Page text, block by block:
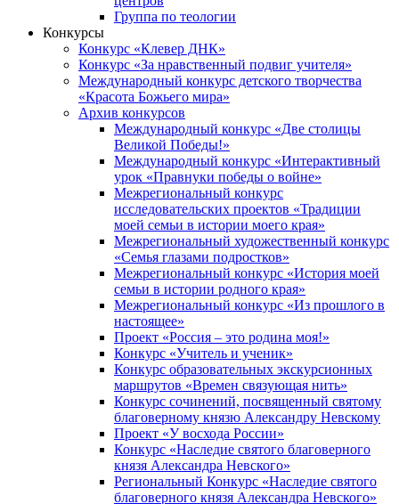
Группа по теологии
Конкурсы
Конкурс «Клевер ДНК»
Конкурс «За нравственный подвиг учителя»
Международный конкурс детского творчества
«Красота Божьего мира»
Архив конкурсов
Международный конкурс «Две столицы
Великой Победы!»
Международный конкурс «Интерактивный
урок «Правнуки победы о войне»
Межрегиональный конкурс
исследовательских проектов «Традиции
моей семьи в истории моего края»
Межрегиональный художественный конкурс
«Семья глазами подростков»
Межрегиональный конкурс «История моей
семьи в истории родного края»
Межрегиональный конкурс «Из прошлого в
настоящее»
Проект «Россия – это родина моя!»
Конкурс «Учитель и ученик»
Конкурс образовательных экскурсионных
маршрутов «Времен связующая нить»
Конкурс сочинений, посвященный святому
благоверному князю Александру Невскому
Проект «У восхода России»
Конкурс «Наследие святого благоверного
князя Александра Невского»
Региональный Конкурс «Наследие святого
благоверного князя Александра Невского»